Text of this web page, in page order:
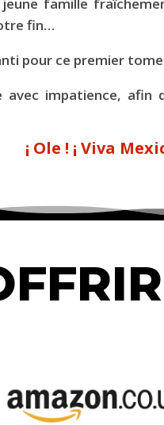
fin…
pour ce premier
impatience, afin
¡ Ole ! ¡ Viva